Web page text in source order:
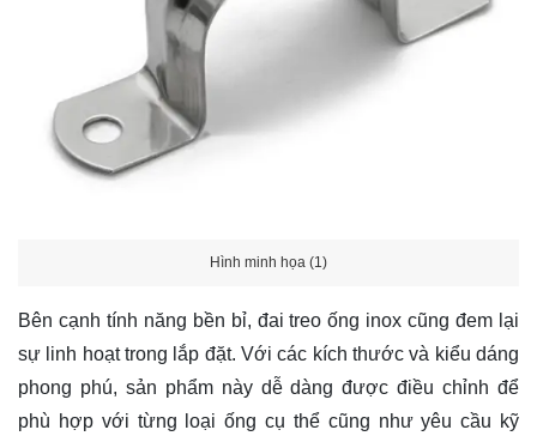
Hình minh họa (1)
Bên cạnh tính năng bền bỉ, đai treo ống inox cũng đem lại
sự linh hoạt trong lắp đặt. Với các kích thước và kiểu dáng
phong phú, sản phẩm này dễ dàng được điều chỉnh để
phù hợp với từng loại ống cụ thể cũng như yêu cầu kỹ